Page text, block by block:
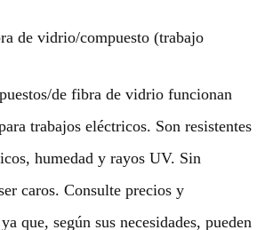
de vidrio/compuesto (trabajo
de fibra de vidrio funcionan
trabajos eléctricos. Son resistentes
humedad y rayos UV. Sin
caros. Consulte precios y
que, según sus necesidades, pueden